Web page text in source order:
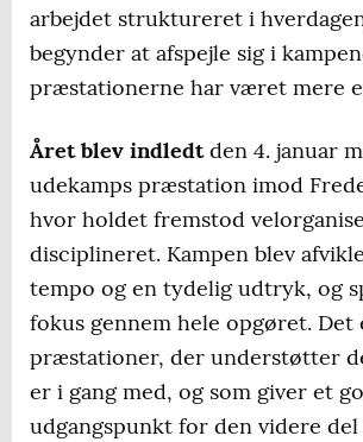
arbejdet struktureret i
begynder at afspejle sig i
præstationerne har været mere
Året blev indledtden 4. januar
udekamps præstation imod
hvor holdet fremstod
disciplineret. Kampen blev
tempo og en tydelig udtryk, og
fokus gennem hele opgøret. Det
præstationer, der understøtter
er i gang med, og som giver et
udgangspunkt for den videre del